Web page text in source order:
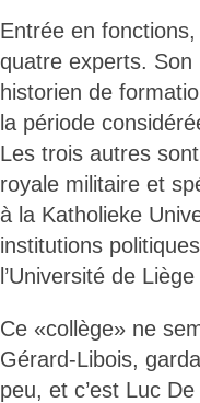
Entrée en
quatre experts. Son
historien de
la période
Les trois autres
royale militaire et
à la Katholieke
institutions
l’Université de
Ce «collège» ne
Gérard-Libois,
peu, et c’est Luc